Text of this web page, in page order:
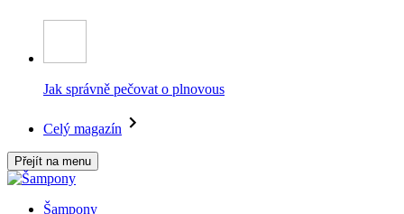
Jak správně pečovat o plnovous
Celý magazín
Přejít na menu
Šampony